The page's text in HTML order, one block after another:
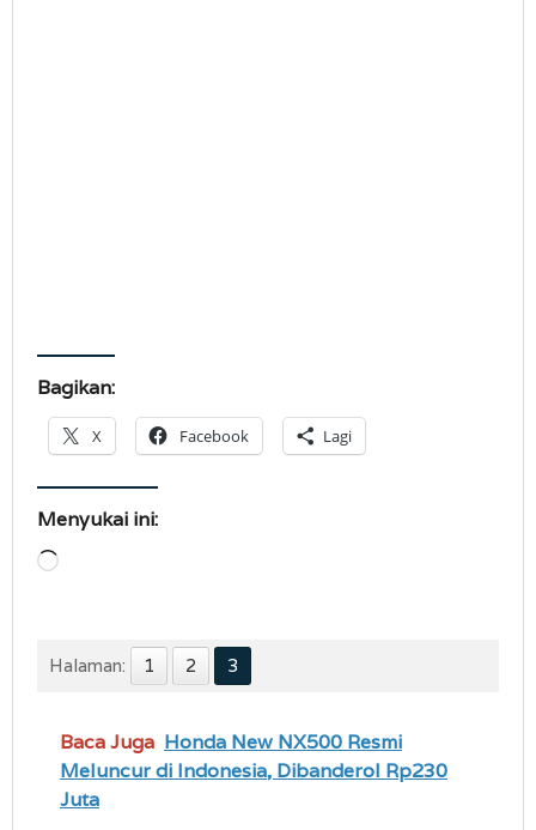
Bagikan:
X Facebook Lagi
Menyukai ini:
Memuat...
Halaman: 1 2 3
Baca Juga Honda New NX500 Resmi
Meluncur di Indonesia, Dibanderol Rp230
Juta